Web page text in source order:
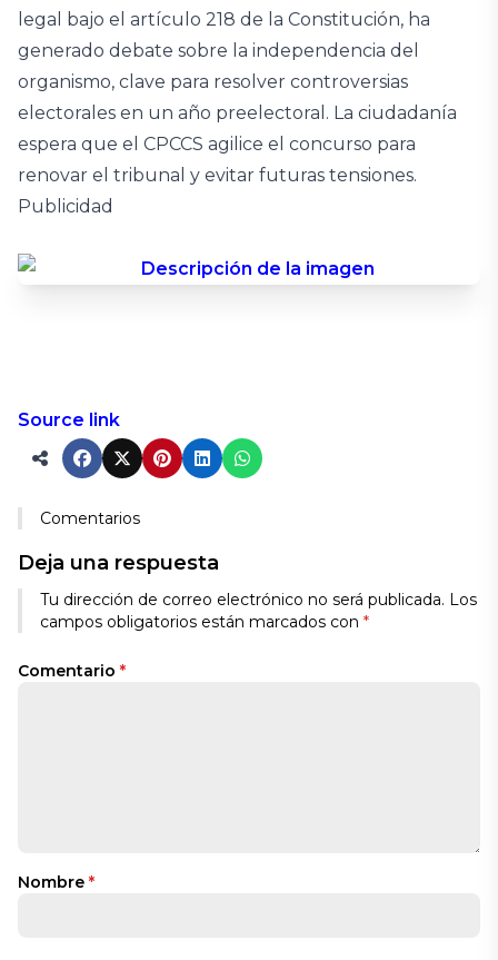
legal bajo el artículo 218 de la Constitución, ha
generado debate sobre la independencia del
organismo, clave para resolver controversias
electorales en un año preelectoral. La ciudadanía
espera que el CPCCS agilice el concurso para
renovar el tribunal y evitar futuras tensiones.
Publicidad
Source link
Comentarios
Deja una respuesta
Tu dirección de correo electrónico no será publicada. Los
campos obligatorios están marcados con *
Comentario *
Nombre *
Alternative: